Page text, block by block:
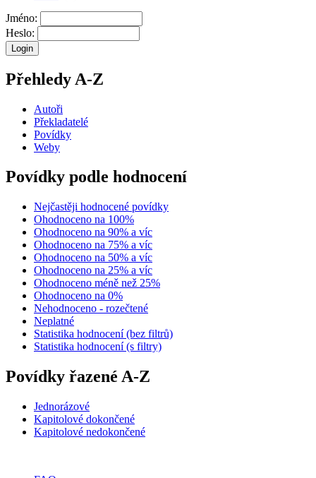
Jméno:
Heslo:
Přehledy A-Z
Autoři
Překladatelé
Povídky
Weby
Povídky podle hodnocení
Nejčastěji hodnocené povídky
Ohodnoceno na 100%
Ohodnoceno na 90% a víc
Ohodnoceno na 75% a víc
Ohodnoceno na 50% a víc
Ohodnoceno na 25% a víc
Ohodnoceno méně než 25%
Ohodnoceno na 0%
Nehodnoceno - rozečtené
Neplatné
Statistika hodnocení (bez filtrů)
Statistika hodnocení (s filtry)
Povídky řazené A-Z
Jednorázové
Kapitolové dokončené
Kapitolové nedokončené